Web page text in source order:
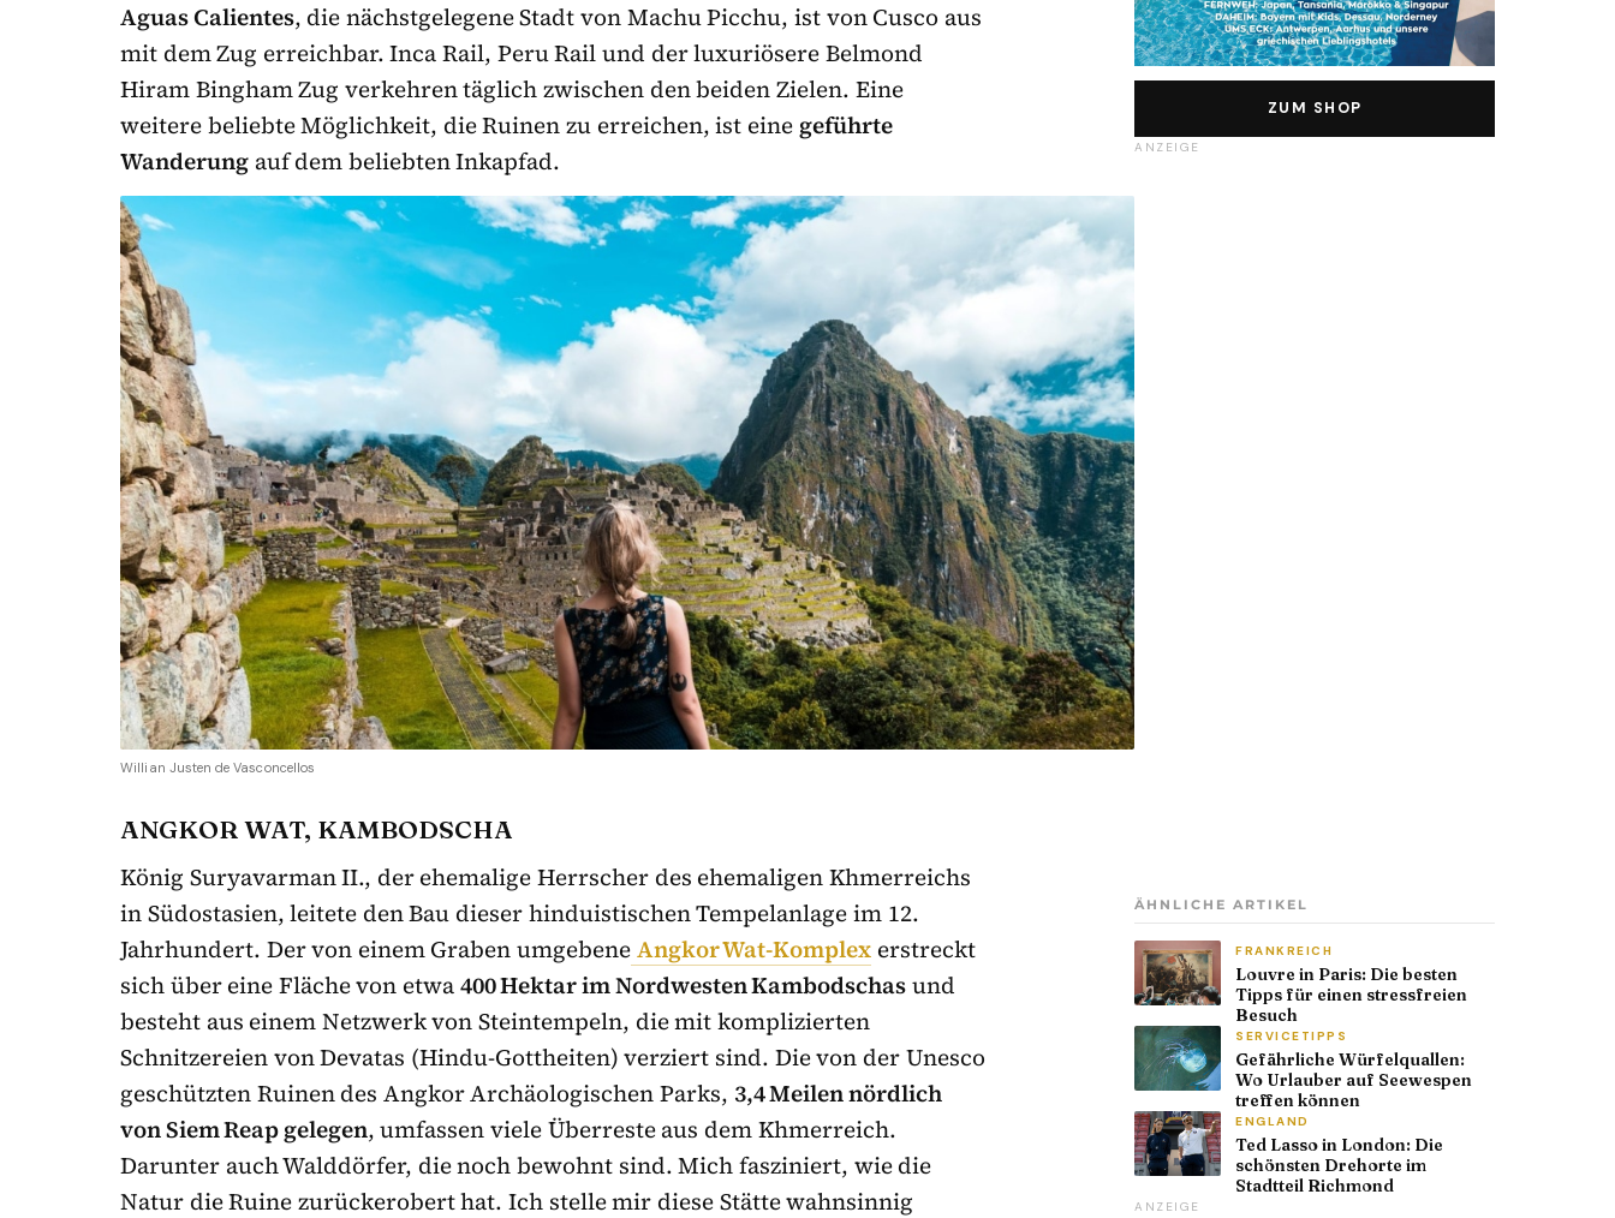
Aguas Calientes, die nächstgelegene Stadt von Machu Picchu, ist von Cusco aus
mit dem Zug erreichbar. Inca Rail, Peru Rail und der luxuriösere Belmond
Hiram Bingham Zug verkehren täglich zwischen den beiden Zielen. Eine
weitere beliebte Möglichkeit, die Ruinen zu erreichen, ist eine geführte
Wanderung auf dem beliebten Inkapfad.
Willian Justen de Vasconcellos
ANGKOR WAT, KAMBODSCHA
König Suryavarman II., der ehemalige Herrscher des ehemaligen Khmerreichs
in Südostasien, leitete den Bau dieser hinduistischen Tempelanlage im 12.
Jahrhundert. Der von einem Graben umgebeneAngkor Wat-Komplex erstreckt
sich über eine Fläche von etwa400 Hektar im Nordwesten Kambodschasund
besteht aus einem Netzwerk von Steintempeln, die mit komplizierten
Schnitzereien von Devatas (Hindu-Gottheiten) verziert sind. Die von der Unesco
geschützten Ruinen des Angkor Archäologischen Parks, 3,4 Meilen nördlich
von Siem Reap gelegen, umfassen viele Überreste aus dem Khmerreich.
Darunter auch Walddörfer, die noch bewohnt sind. Mich fasziniert, wie die
Natur die Ruine zurückerobert hat. Ich stelle mir diese Stätte wahnsinnig
ZUM SHOP
ANZEIGE
ÄHNLICHE ARTIKEL
FRANKREICH
Louvre in Paris: Die besten
Tipps für einen stressfreien
Besuch
SERVICETIPPS
Gefährliche Würfelquallen:
Wo Urlauber auf Seewespen
treffen können
ENGLAND
Ted Lasso in London: Die
schönsten Drehorte im
Stadtteil Richmond
ANZEIGE